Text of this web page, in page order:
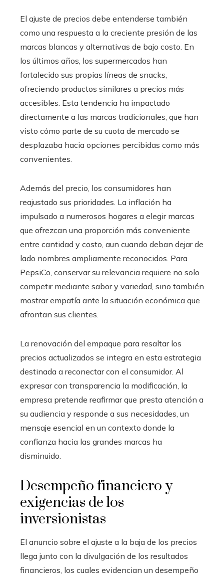
El ajuste de precios debe entenderse también
como una respuesta a la creciente presión de las
marcas blancas y alternativas de bajo costo. En
los últimos años, los supermercados han
fortalecido sus propias líneas de snacks,
ofreciendo productos similares a precios más
accesibles. Esta tendencia ha impactado
directamente a las marcas tradicionales, que han
visto cómo parte de su cuota de mercado se
desplazaba hacia opciones percibidas como más
convenientes.
Además del precio, los consumidores han
reajustado sus prioridades. La inflación ha
impulsado a numerosos hogares a elegir marcas
que ofrezcan una proporción más conveniente
entre cantidad y costo, aun cuando deban dejar de
lado nombres ampliamente reconocidos. Para
PepsiCo, conservar su relevancia requiere no solo
competir mediante sabor y variedad, sino también
mostrar empatía ante la situación económica que
afrontan sus clientes.
La renovación del empaque para resaltar los
precios actualizados se integra en esta estrategia
destinada a reconectar con el consumidor. Al
expresar con transparencia la modificación, la
empresa pretende reafirmar que presta atención a
su audiencia y responde a sus necesidades, un
mensaje esencial en un contexto donde la
confianza hacia las grandes marcas ha
disminuido.
Desempeño financiero y
exigencias de los
inversionistas
El anuncio sobre el ajuste a la baja de los precios
llega junto con la divulgación de los resultados
financieros, los cuales evidencian un desempeño